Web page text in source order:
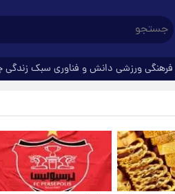
فرهنگیورزشی دانش و فناوری سبک زندگی